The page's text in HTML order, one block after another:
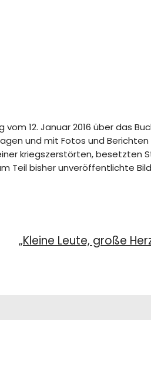
12. Januar 2016 über das
und mit Fotos und Berichten
kriegszerstörten, besetzten
Teil bisher unveröffentlichte
„Kleine Leute, große